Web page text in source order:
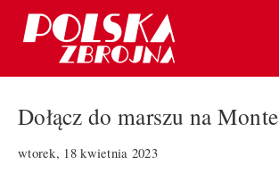
Dołącz do marszu na
wtorek, 18 kwietnia 2023